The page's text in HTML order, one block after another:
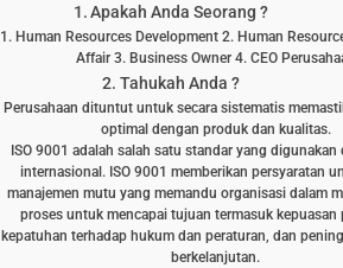
Apakah Anda Seorang ?
1. Human Resources Development 2. Human
Affair 3. Business Owner 4. CEO
Tahukah Anda ?
Perusahaan dituntut untuk secara sistematis
optimal dengan produk dan kualitas.
ISO 9001 adalah salah satu standar yang digunakan
internasional. ISO 9001 memberikan persyaratan
manajemen mutu yang memandu organisasi dalam
proses untuk mencapai tujuan termasuk kepuasan
kepatuhan terhadap hukum dan peraturan, dan
berkelanjutan.